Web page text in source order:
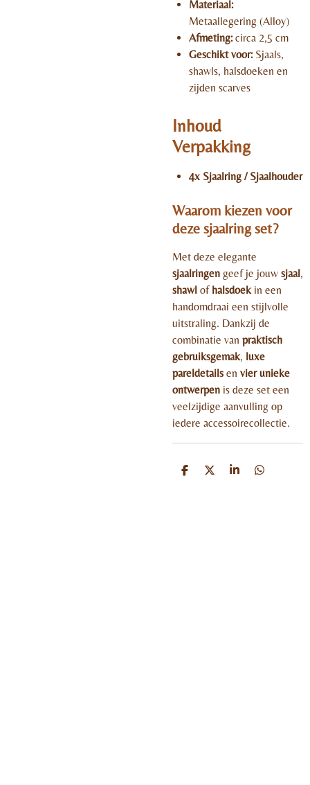
Materiaal:
Metaallegering (Alloy)
Afmeting:circa 2,5 cm
Geschikt voor:Sjaals,
shawls, halsdoeken en
zijden scarves
Inhoud
Verpakking
4x Sjaalring / Sjaalhouder
Waarom kiezen voor
deze sjaalring set?
Met deze elegante
sjaalringen geef je jouw sjaal,
shawl of halsdoekin een
handomdraai een stijlvolle
uitstraling. Dankzij de
combinatie van praktisch
gebruiksgemak, luxe
pareldetails en vier unieke
ontwerpen is deze set een
veelzijdige aanvulling op
iedere accessoirecollectie.
D
D
S
D